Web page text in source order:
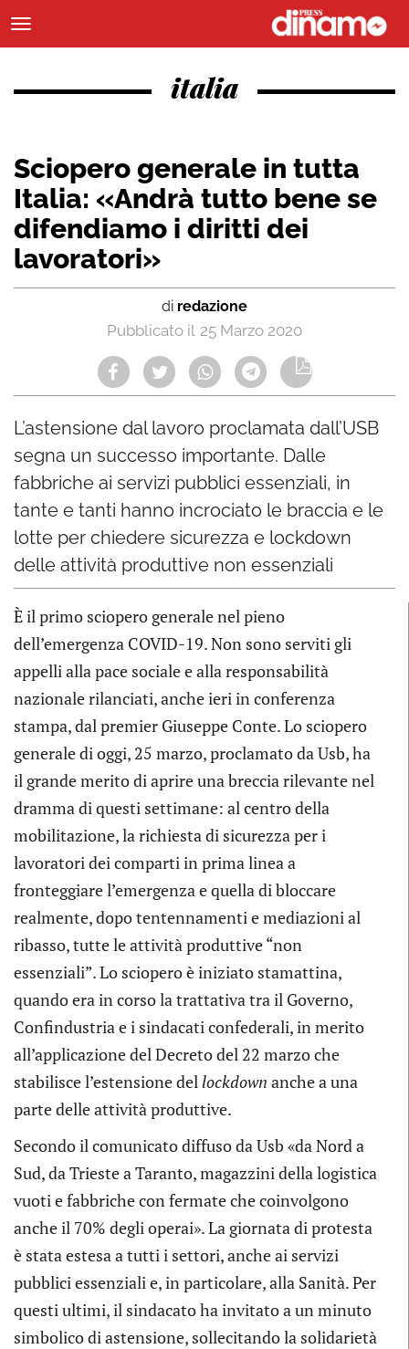
italia
Sciopero generale in tutta
Italia: «Andrà tutto bene se
difendiamo i diritti dei
lavoratori»
di redazione
25 Marzo 2020
L’astensione dal lavoro proclamata dall’USB
segna un successo importante. Dalle
fabbriche ai servizi pubblici essenziali, in
tante e tanti hanno incrociato le braccia e le
lotte per chiedere sicurezza e lockdown
delle attività produttive non essenziali
È il primo sciopero generale nel pieno
dell’emergenza COVID-19. Non sono serviti gli
appelli alla pace sociale e alla responsabilità
nazionale rilanciati, anche ieri in conferenza
stampa, dal premier Giuseppe Conte. Lo sciopero
generale di oggi, 25 marzo, proclamato da Usb, ha
il grande merito di aprire una breccia rilevante nel
dramma di questi settimane: al centro della
mobilitazione, la richiesta di sicurezza per i
lavoratori dei comparti in prima linea a
fronteggiare l’emergenza e quella di bloccare
realmente, dopo tentennamenti e mediazioni al
ribasso, tutte le attività produttive “non
essenziali”. Lo sciopero è iniziato stamattina,
quando era in corso la trattativa tra il Governo,
Confindustria e i sindacati confederali, in merito
all’applicazione del Decreto del 22 marzo che
stabilisce l’estensione dellockdown anche a una
parte delle attività produttive.
Secondo il comunicato diffuso da Usb «da Nord a
Sud, da Trieste a Taranto, magazzini della logistica
vuoti e fabbriche con fermate che coinvolgono
anche il 70% degli operai». La giornata di protesta
è stata estesa a tutti i settori, anche ai servizi
pubblici essenziali e, in particolare, alla Sanità. Per
questi ultimi, il sindacato ha invitato a un minuto
simbolico di astensione, sollecitando la solidarietà